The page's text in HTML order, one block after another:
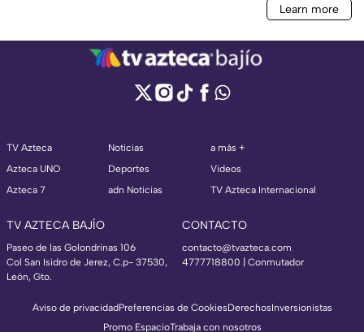
TV Azteca
Azteca UNO
Azteca 7
Noticias
Deportes
adn Noticias
a más +
Videos
TV Azteca Internacional
TV AZTECA BAJÍO
Paseo de las Golondrinas 106
Col San Isidro de Jerez, C.p- 37530,
León, Gto.
CONTACTO
contacto@tvazteca.com
4777718800 | Conmutador
Aviso de privacidadPreferencias de CookiesDerechosInversionistas
Promo EspacioTrabaja con nosotros